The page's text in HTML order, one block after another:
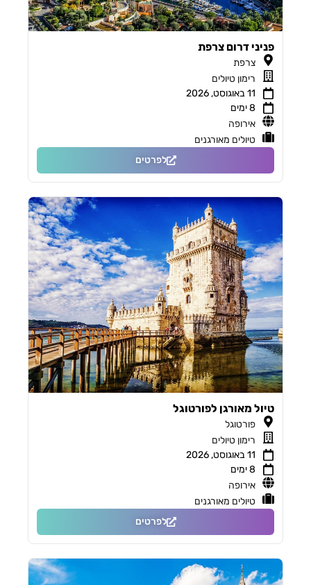
פניני דרום צרפת
צרפת
רימון טיולים
11 באוגוסט, 2026
8 ימים
אירופה
טיולים מאורגנים
לפרטים
טיול מאורגן לפורטוגל
פורטוגל
רימון טיולים
11 באוגוסט, 2026
8 ימים
אירופה
טיולים מאורגנים
לפרטים